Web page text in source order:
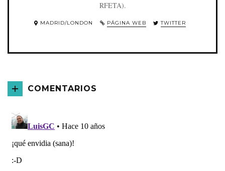
RFETA).
MADRID/LONDON PÁGINA WEB TWITTER
COMENTARIOS